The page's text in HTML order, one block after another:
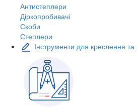
Антистеплери
Діркопробивачі
Скоби
Степлери
Інструменти для креслення